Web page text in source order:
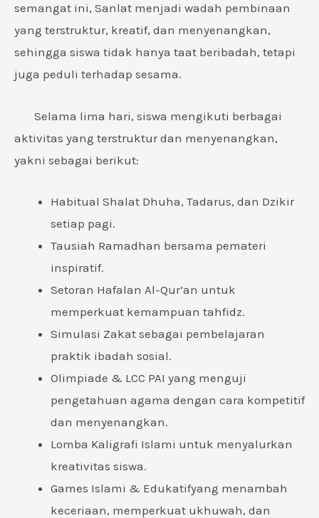
semangat ini, Sanlat menjadi wadah pembinaan
yang terstruktur, kreatif, dan menyenangkan,
sehingga siswa tidak hanya taat beribadah, tetapi
juga peduli terhadap sesama.
Selama lima hari, siswa mengikuti berbagai
aktivitas yang terstruktur dan menyenangkan,
yakni sebagai berikut:
Habitual Shalat Dhuha, Tadarus, dan Dzikir
setiap pagi.
Tausiah Ramadhan bersama pemateri
inspiratif.
Setoran Hafalan Al-Qur’an untuk
memperkuat kemampuan tahfidz.
Simulasi Zakat sebagai pembelajaran
praktik ibadah sosial.
Olimpiade & LCC PAI yang menguji
pengetahuan agama dengan cara kompetitif
dan menyenangkan.
Lomba Kaligrafi Islami untuk menyalurkan
kreativitas siswa.
Games Islami & Edukatifyang menambah
keceriaan, memperkuat ukhuwah, dan